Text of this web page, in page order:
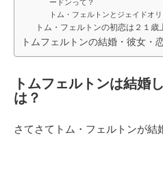
ードンって？
トム・フェルトンとジェイドオ
トム・フェルトンの初恋は２１歳
トムフェルトンの結婚・彼女・
トムフェルトンは結婚
は？
さてさてトム・フェルトンが結